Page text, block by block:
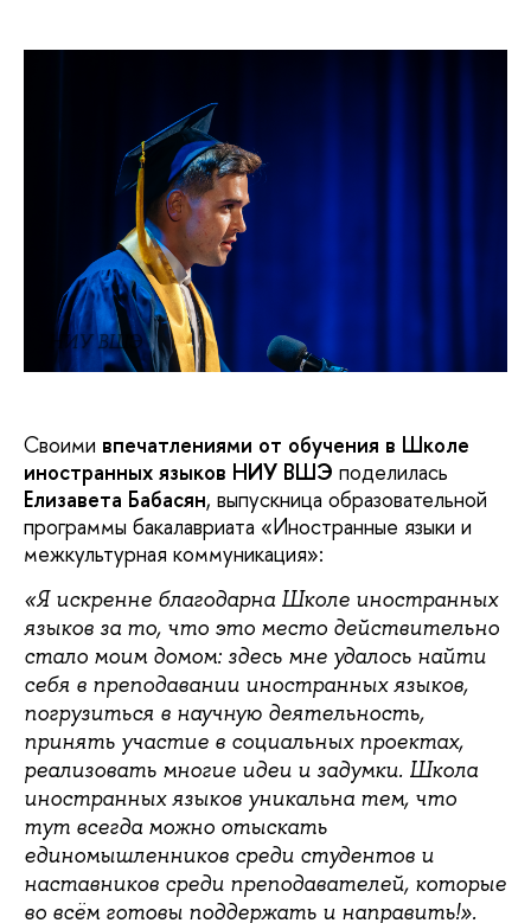
НИУ ВШЭ
Своими впечатлениями от обучения в Школе
иностранных языков НИУ ВШЭ поделилась
Елизавета Бабасян, выпускница образовательной
программы бакалавриата «Иностранные языки и
межкультурная коммуникация»:
«Я искренне благодарна Школе иностранных
языков за то, что это место действительно
стало моим домом: здесь мне удалось найти
себя в преподавании иностранных языков,
погрузиться в научную деятельность,
принять участие в социальных проектах,
реализовать многие идеи и задумки. Школа
иностранных языков уникальна тем, что
тут всегда можно отыскать
единомышленников среди студентов и
наставников среди преподавателей, которые
во всём готовы поддержать и направить!».